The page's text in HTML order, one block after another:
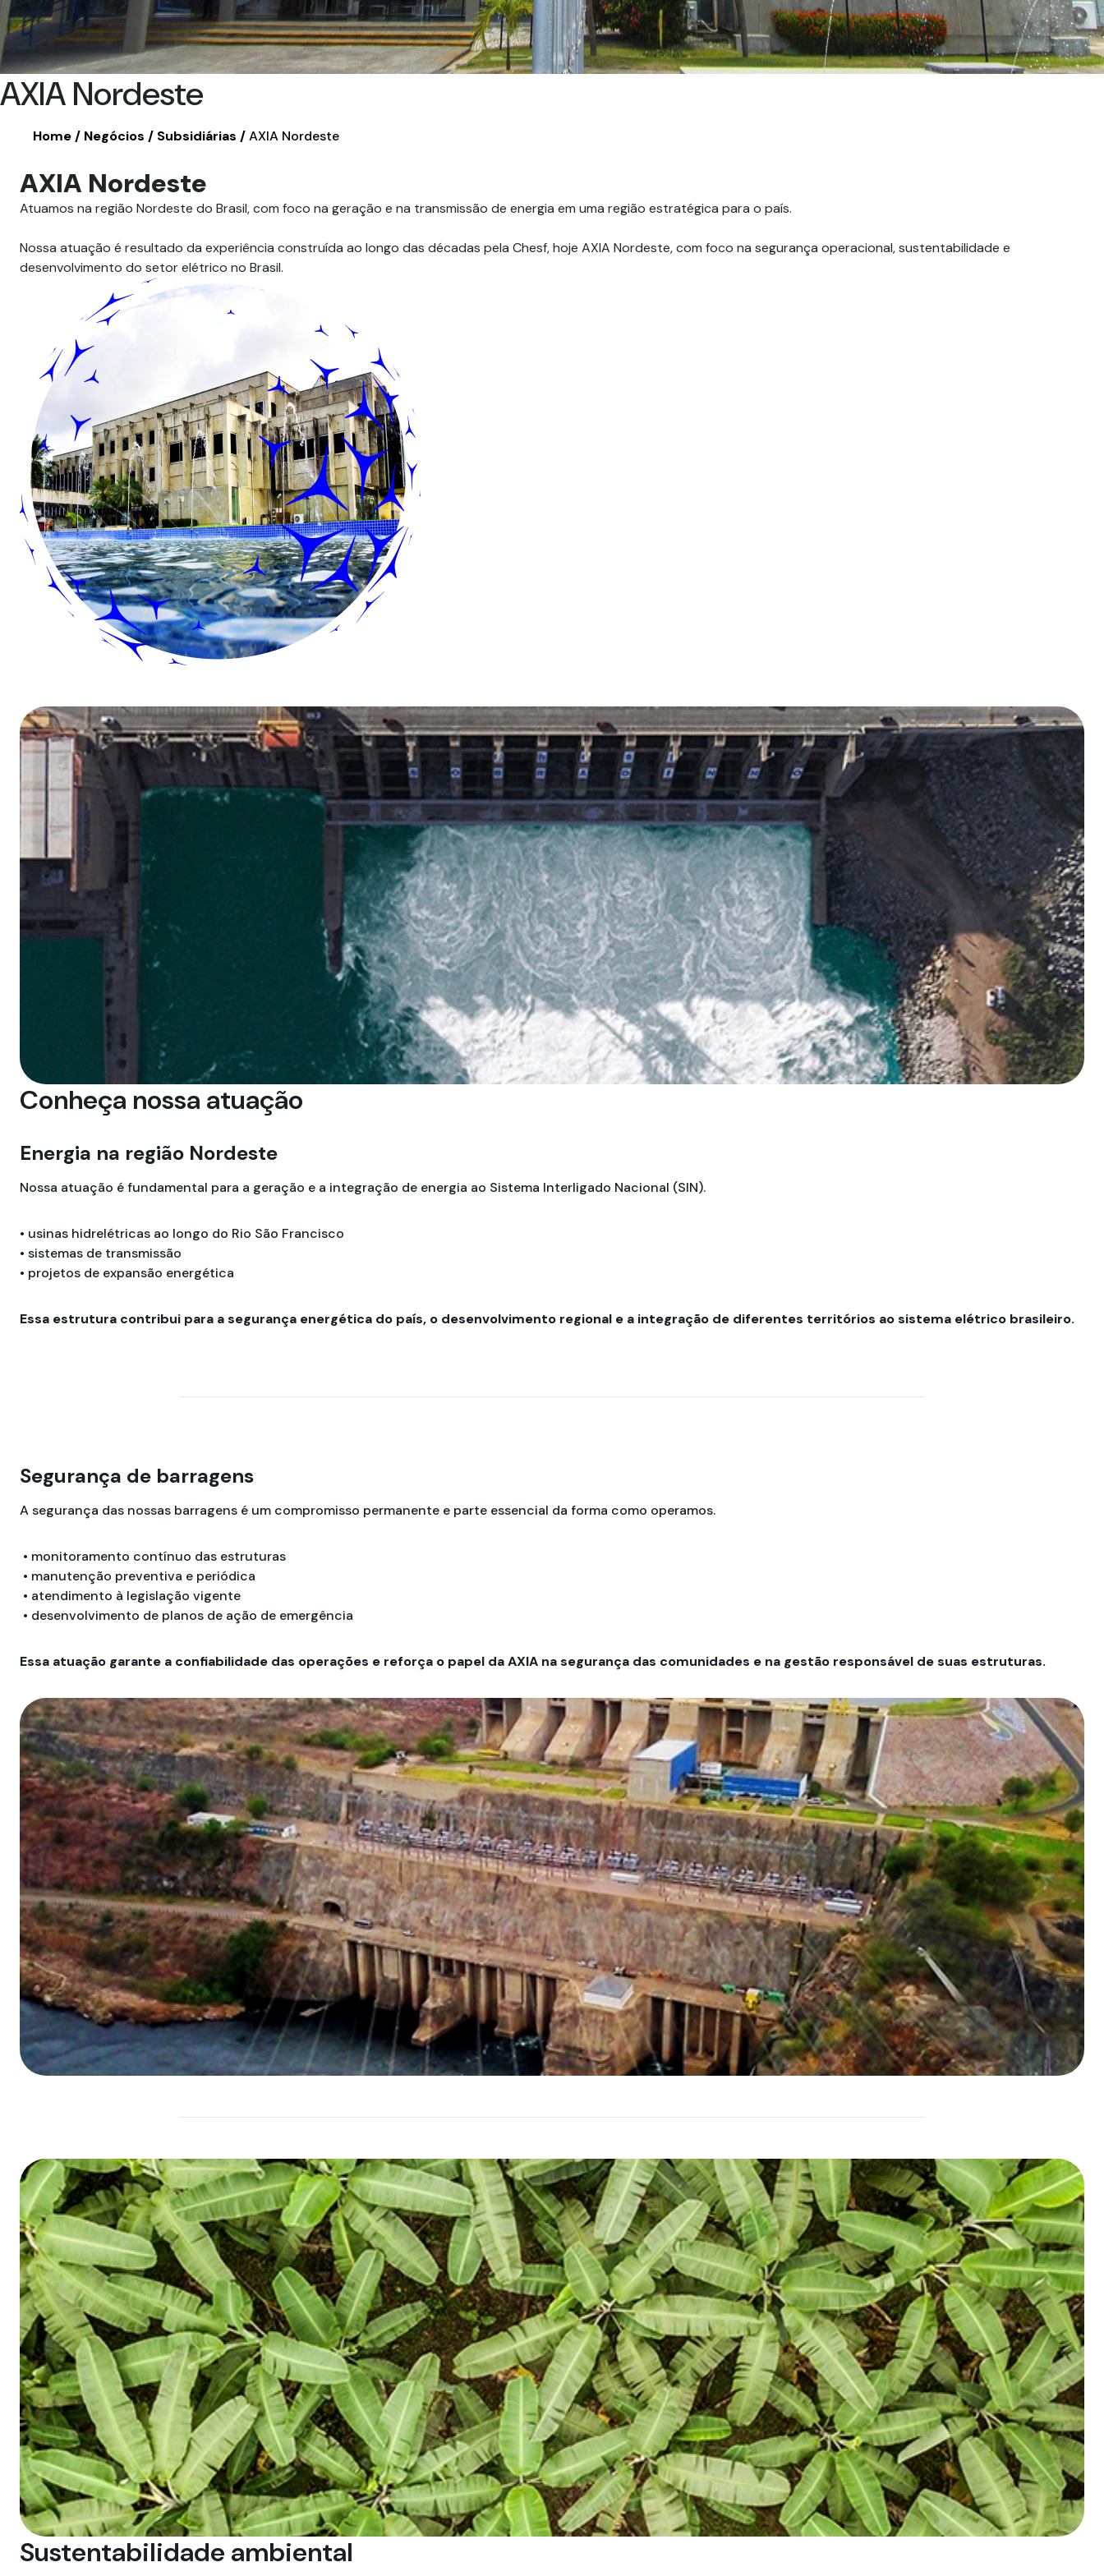
Fundos Regionais
AXIA Nordeste
Home Negócios Subsidiárias AXIA Nordeste
AXIA Nordeste
Atuamos na região Nordeste do Brasil, com foco na geração e na transmissão de energia em uma região estratégica para o país.
Nossa atuação é resultado da experiência construída ao longo das décadas pela Chesf, hoje AXIA Nordeste, com foco na segurança operacional, sustentabilidade e
desenvolvimento do setor elétrico no Brasil.
Conheça nossa atuação
Energia na região Nordeste
Nossa atuação é fundamental para a geração e a integração de energia ao Sistema Interligado Nacional (SIN).
• usinas hidrelétricas ao longo do Rio São Francisco
• sistemas de transmissão
• projetos de expansão energética
Essa estrutura contribui para a segurança energética do país, o desenvolvimento regional e a integração de diferentes territórios ao sistema elétrico brasileiro.
Segurança de barragens
A segurança das nossas barragens é um compromisso permanente e parte essencial da forma como operamos.
• monitoramento contínuo das estruturas
• manutenção preventiva e periódica
• atendimento à legislação vigente
• desenvolvimento de planos de ação de emergência
Essa atuação garante a confiabilidade das operações e reforça o papel da AXIA na segurança das comunidades e na gestão responsável de suas estruturas.
Sustentabilidade ambiental